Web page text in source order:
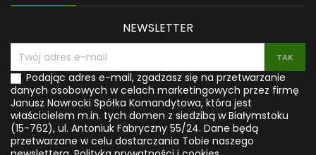
NEWSLETTER
Podając adres e-mail, zgadzasz się na przetwarzanie
danych osobowych w celach marketingowych przez firmę
Janusz Nawrocki Spółka Komandytowa, która jest
właścicielem m.in. tych domen z siedzibą w Białymstoku
(15-762), ul. Antoniuk Fabryczny 55/24. Dane będą
przetwarzane w celu dostarczania Tobie naszego